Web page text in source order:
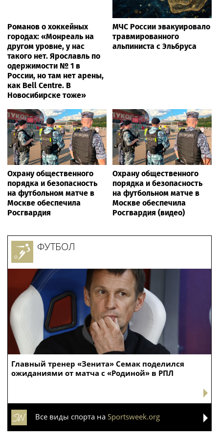
Романов о хоккейных
городах: «Монреаль на
другом уровне, у нас
такого нет. Ярославль по
одержимости № 1 в
России, но там нет арены,
как Bell Centre. В
Новосибирске тоже»
МЧС России эвакуировало
травмированного
альпиниста с Эльбруса
Охрану общественного
порядка и безопасность
на футбольном матче в
Москве обеспечила
Росгвардия
Охрану общественного
порядка и безопасность
на футбольном матче в
Москве обеспечила
Росгвардия (видео)
Главный тренер «Зенита» Семак поделился
ожиданиями от матча с «Родиной» в РПЛ
ФУТБОЛ
Все виды спорта на Sportsweek.org